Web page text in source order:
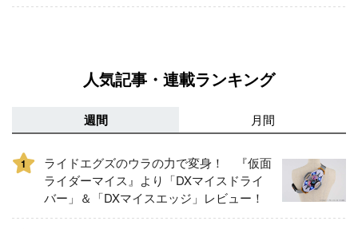
人気記事・連載ランキング
週間 月間
1
ライドエグズのウラの力で変身！ 『仮面
ライダーマイス』より「DXマイスドライ
バー」＆「DXマイスエッジ」レビュー！